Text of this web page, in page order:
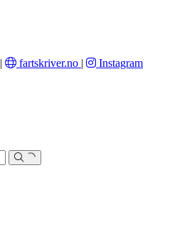
| fartskriver.no |
Instagram